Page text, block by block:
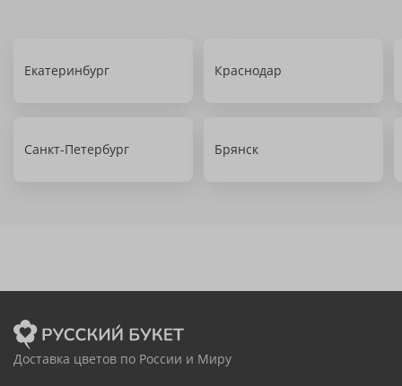
Екатеринбург Краснодар
Санкт-Петербург Брянск
Доставка цветов по России и Миру